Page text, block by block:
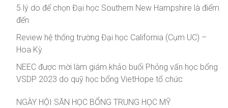
5 lý do để chọn Đại học Southern New Hampshire là điểm
đến
Review hệ thống trường Đại học California (Cụm UC) –
Hoa Kỳ
NEEC được mời làm giám khảo buổi Phỏng vấn học bổng
VSDP 2023 do quỹ học bổng VietHope tổ chức
NGÀY HỘI SĂN HỌC BỔNG TRUNG HỌC MỸ